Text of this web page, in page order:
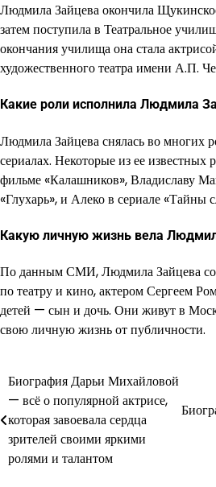
Людмила Зайцева окончила
затем поступила в Театральное
окончания училища она стала
художественного театра имени А.П.
Какие роли исполнила Людмила
Людмила Зайцева снялась во многих
сериалах. Некоторые из ее
фильме «Калашников», Владиславу
«Глухарь», и Алеко в сериале «Тайны
Какую личную жизнь вела
По данным СМИ, Людмила Зайцева
по театру и кино, актером Сергеем
детей — сын и дочь. Они живут в
свою личную жизнь от публичности.
Навигация
по
записям
Биография Дарьи Михайловой
— всё о популярной актрисе,
которая завоевала сердца
зрителей своими яркими
ролями и талантом